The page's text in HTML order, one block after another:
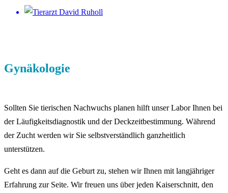
Gynäkologie
Sollten Sie tierischen Nachwuchs planen hilft unser Labor Ihnen bei
der Läufigkeitsdiagnostik und der Deckzeitbestimmung. Während
der Zucht werden wir Sie selbstverständlich ganzheitlich
unterstützen.
Geht es dann auf die Geburt zu, stehen wir Ihnen mit langjähriger
Erfahrung zur Seite. Wir freuen uns über jeden Kaiserschnitt, den